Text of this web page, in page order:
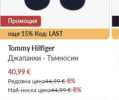
още 15% Код: LAST
Промоция
Tommy Hilfiger
Джапанки · Тъмносин
Актуална цена
40,99€
Редовна цена44,99 €-8%
Най-ниска цена44,99 €-8%